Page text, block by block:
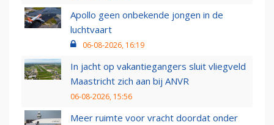
Apollo geen onbekende jongen in de
luchtvaart
06-08-2026, 16:19
In jacht op vakantiegangers sluit vliegveld
Maastricht zich aan bij ANVR
06-08-2026, 15:56
Meer ruimte voor vracht doordat onder